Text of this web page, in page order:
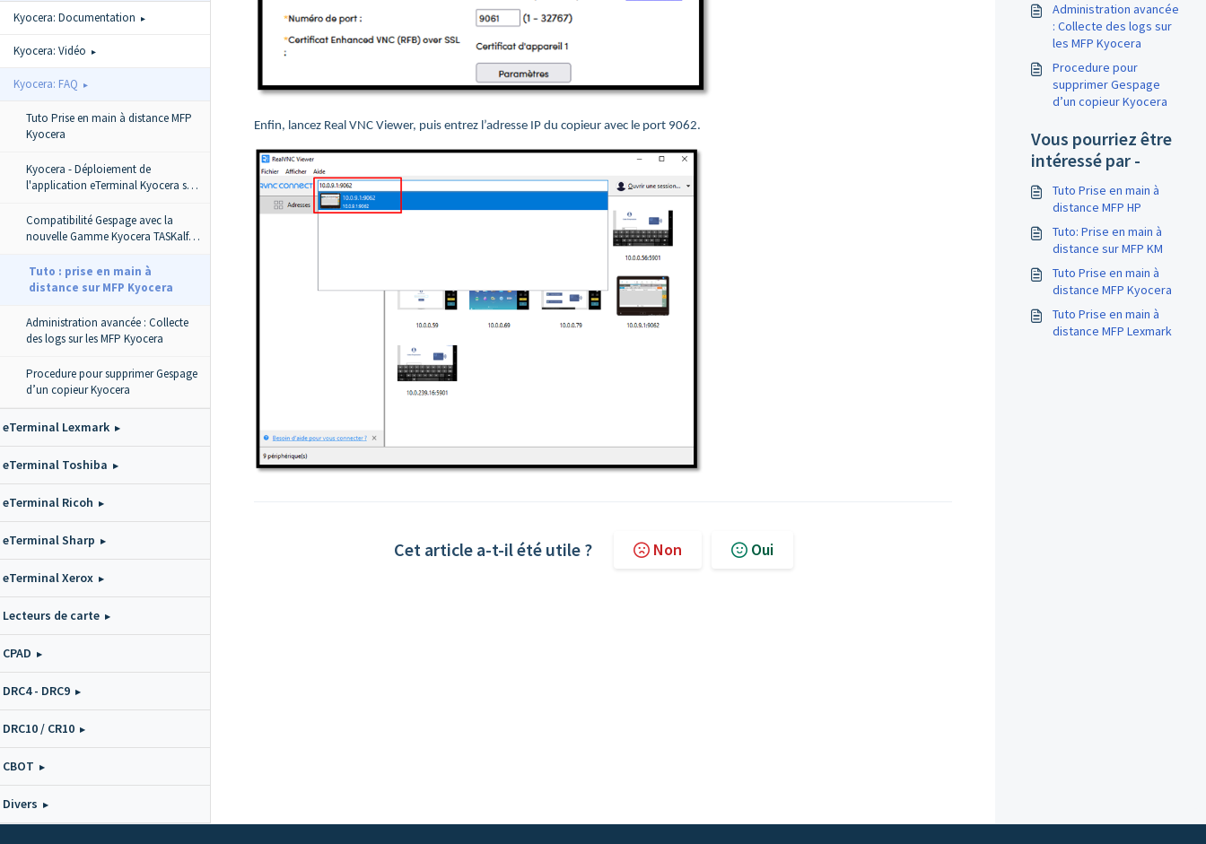
Kyocera: Documentation
Kyocera: Vidéo
Kyocera: FAQ
Tuto Prise en main à distance MFP
Kyocera
Kyocera - Déploiement de
l'application eTerminal Kyocera sur
Compatibilité Gespage avec la
nouvelle Gamme Kyocera TASKalfa
Tuto : prise en main à
distance sur MFP Kyocera
Administration avancée : Collecte
des logs sur les MFP Kyocera
Procedure pour supprimer Gespage
d’un copieur Kyocera
eTerminal Lexmark
eTerminal Toshiba
eTerminal Ricoh
eTerminal Sharp
eTerminal Xerox
Lecteurs de carte
CPAD
DRC4 - DRC9
DRC10 / CR10
CBOT
Divers
Enfin, lancez Real VNC Viewer, puis entrez l’adresse IP du copieur avec le port 9062.
Cet article a-t-il été utile ? Non Oui
Administration avancée
: Collecte des logs sur
les MFP Kyocera
Procedure pour
supprimer Gespage
d’un copieur Kyocera
Vous pourriez être
intéressé par -
Tuto Prise en main à
distance MFP HP
Tuto: Prise en main à
distance sur MFP KM
Tuto Prise en main à
distance MFP Kyocera
Tuto Prise en main à
distance MFP Lexmark